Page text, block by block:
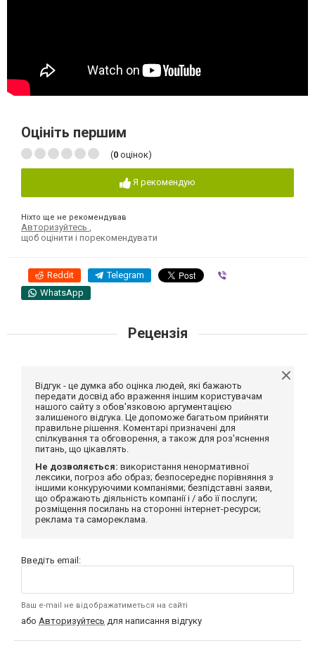
Оцініть першим
(0 оцінок)
Я рекомендую
Ніхто ще не рекомендував
Авторизуйтесь
щоб оцінити і порекомендувати
Reddit Telegram
WhatsApp
Рецензія
Відгук - це думка або оцінка людей, які бажають
передати досвід або враження іншим користувачам
нашого сайту з обов'язковою аргументацією
залишеного відгука. Це допоможе багатьом прийняти
правильне рішення. Коментарі призначені для
спілкування та обговорення, а також для роз'яснення
питань, що цікавлять.
Не дозволяється: використання ненормативної
лексики, погроз або образ; безпосереднє порівняння з
іншими конкуруючими компаніями; безпідставні заяви,
що ображають діяльність компанії і / або її послуги;
розміщення посилань на сторонні інтернет-ресурси;
реклама та самореклама.
Введіть email:
Ваш e-mail не відображатиметься на сайті
або Авторизуйтесь для написання відгуку